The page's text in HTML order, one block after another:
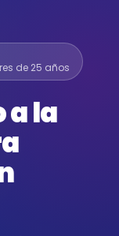
de 25 años
a la